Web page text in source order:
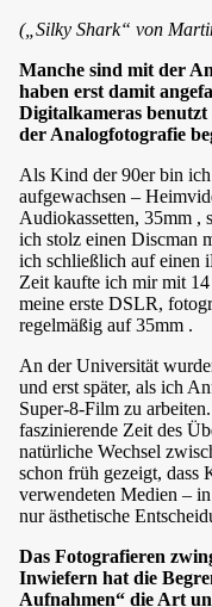
(„Silky Shark“ von
Manche sind mit der
haben erst damit
Digitalkameras
der Analogfotografie
Als Kind der 90er bin
aufgewachsen –
Audiokassetten, 35mm ,
ich stolz einen Discman
ich schließlich auf einen
Zeit kaufte ich mir mit
meine erste DSLR,
regelmäßig auf 35mm .
An der Universität
und erst später, als ich
Super-8-Film zu
faszinierende Zeit des
natürliche Wechsel
schon früh gezeigt, dass
verwendeten Medien –
nur ästhetische
Das Fotografieren
Inwiefern hat die
Aufnahmen“ die Art